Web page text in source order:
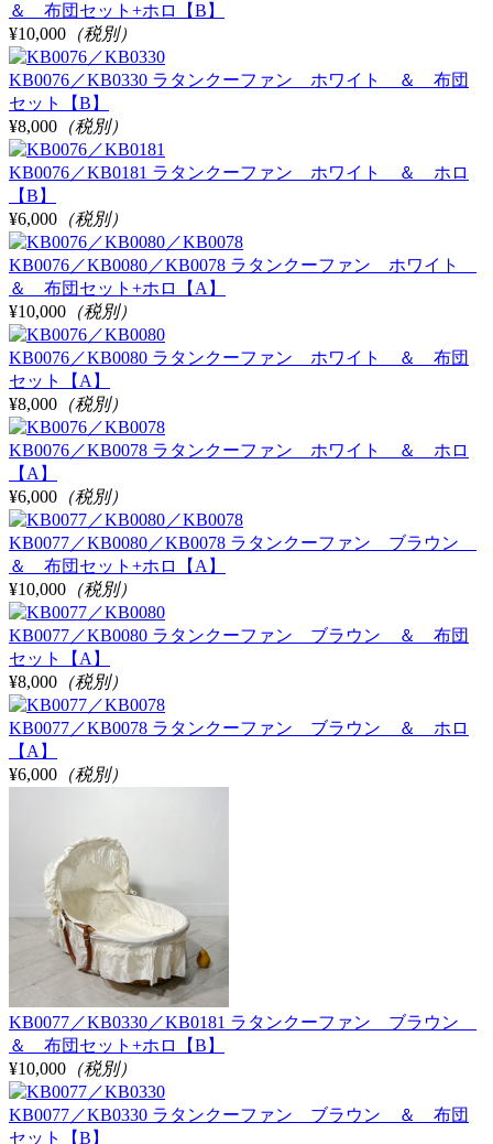
＆ 布団セット+ホロ【B】
¥10,000 （税別）
KB0076／KB0330 ラタンクーファン ホワイト ＆ 布団
セット【B】
¥8,000 （税別）
KB0076／KB0181 ラタンクーファン ホワイト ＆ ホロ
【B】
¥6,000 （税別）
KB0076／KB0080／KB0078 ラタンクーファン ホワイト
＆ 布団セット+ホロ【A】
¥10,000 （税別）
KB0076／KB0080 ラタンクーファン ホワイト ＆ 布団
セット【A】
¥8,000 （税別）
KB0076／KB0078 ラタンクーファン ホワイト ＆ ホロ
【A】
¥6,000 （税別）
KB0077／KB0080／KB0078 ラタンクーファン ブラウン
＆ 布団セット+ホロ【A】
¥10,000 （税別）
KB0077／KB0080 ラタンクーファン ブラウン ＆ 布団
セット【A】
¥8,000 （税別）
KB0077／KB0078 ラタンクーファン ブラウン ＆ ホロ
【A】
¥6,000 （税別）
KB0077／KB0330／KB0181 ラタンクーファン ブラウン
＆ 布団セット+ホロ【B】
¥10,000 （税別）
KB0077／KB0330 ラタンクーファン ブラウン ＆ 布団
セット【B】